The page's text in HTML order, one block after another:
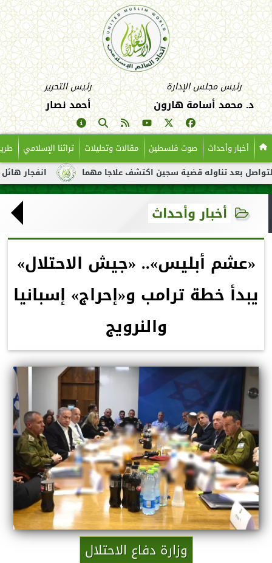
رئيس مجلس الإدارة
د. محمد أسامة هارون
رئيس التحرير
أحمد نصار
أخبار وأحداث صوت فلسطين مقالات وتحليلات تراثنا الإسلامي
انفجار هائل لناقلة نفط تناوله قضية سجين اكتشف علاجا مهما
أخبار وأحداث
«عشم أبليس».. «جيش الاحتلال»
يبدأ خطة ترامب و«إحراج» إسبانيا
والنرويج
وزارة دفاع الاحتلال